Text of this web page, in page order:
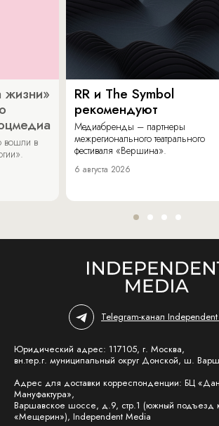
жизни»
вошли в
RR и The Symbol
рекомендуют
Медиабренды – партнеры
межрегионального театрального
фестиваля «Вершина».
6 августа 2026
Telegram-канал
Юридический адрес: 117105, г. Москва,
вн.тер.г. муниципальный округ Донской, ш.
Адрес для доставки корреспонденции: БЦ
Мануфактура»,
Варшавское шоссе, д.9, стр.1 (южный подъезд
«Мещерин»), Independent Media